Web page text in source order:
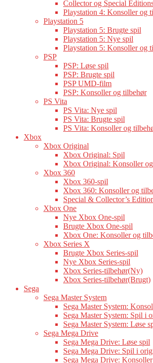
Collector og Special
Playstation 4: Konsoller og
Playstation 5
Playstation 5: Brugte spil
Playstation 5: Nye spil
Playstation 5: Konsoller og
PSP
PSP: Løse spil
PSP: Brugte spil
PSP UMD-film
PSP: Konsoller og tilbehør
PS Vita
PS Vita: Nye spil
PS Vita: Brugte spil
PS Vita: Konsoller og
Xbox
Xbox Original
Xbox Original: Spil
Xbox Original: Konsoller
Xbox 360
Xbox 360-spil
Xbox 360: Konsoller og
Special & Collector’s
Xbox One
Nye Xbox One-spil
Brugte Xbox One-spil
Xbox One: Konsoller og
Xbox Series X
Brugte Xbox Series-spil
Nye Xbox Series-spil
Xbox Series-tilbehør(Ny)
Xbox Series-tilbehør(Brugt)
Sega
Sega Master System
Sega Master System:
Sega Master System: Spil i
Sega Master System: Løse
Sega Mega Drive
Sega Mega Drive: Løse spil
Sega Mega Drive: Spil i
Sega Mega Drive: